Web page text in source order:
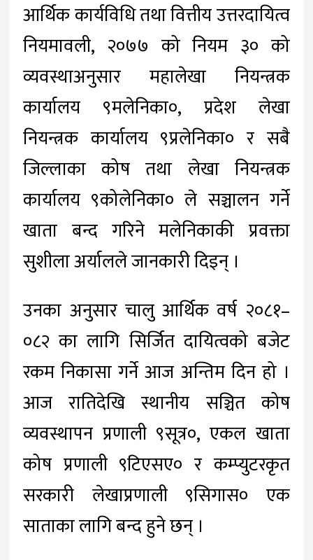
आर्थिक कार्यविधि तथा वित्तीय उत्तरदायित्व
नियमावली, २०७७ को नियम ३० को
व्यवस्थाअनुसार महालेखा नियन्त्रक
कार्यालय ९मलेनिका०, प्रदेश लेखा
नियन्त्रक कार्यालय ९प्रलेनिका० र सबै
जिल्लाका कोष तथा लेखा नियन्त्रक
कार्यालय ९कोलेनिका० ले सञ्चालन गर्ने
खाता बन्द गरिने मलेनिकाकी प्रवक्ता
सुशीला अर्यालले जानकारी दिइन् ।
उनका अनुसार चालु आर्थिक वर्ष २०८१–
०८२ का लागि सिर्जित दायित्वको बजेट
रकम निकासा गर्ने आज अन्तिम दिन हो ।
आज रातिदेखि स्थानीय सञ्चित कोष
व्यवस्थापन प्रणाली ९सूत्र०, एकल खाता
कोष प्रणाली ९टिएसए० र कम्प्युटरकृत
सरकारी लेखाप्रणाली ९सिगास० एक
साताका लागि बन्द हुने छन् ।